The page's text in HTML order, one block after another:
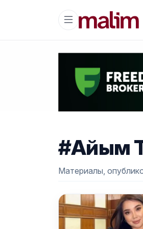
#Айым
Материалы,